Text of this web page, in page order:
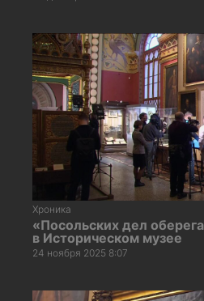
Хроника
«Посольских дел
в Историческом музее
24 ноября 2025 8:07